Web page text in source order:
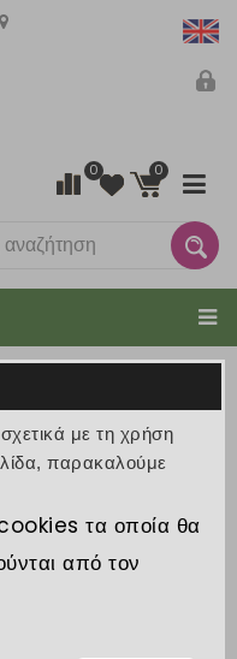
0 0
€ 0
" La
των
με τη χρήση
παρακαλούμε
τα οποία θα
από τον